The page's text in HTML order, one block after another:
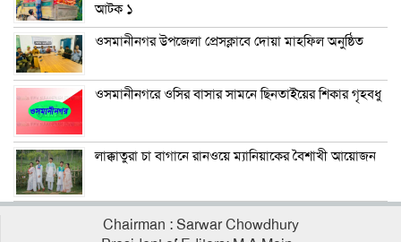
আটক ১
ওসমানীনগর উপজেলা প্রেসক্লাবে দোয়া মাহফিল অনুষ্ঠিত
ওসমানীনগরে ওসির বাসার সামনে ছিনতাইয়ের শিকার গৃহবধু
লাক্কাতুরা চা বাগানে রানওয়ে ম্যানিয়াকের বৈশাখী আয়োজন
Chairman : Sarwar Chowdhury